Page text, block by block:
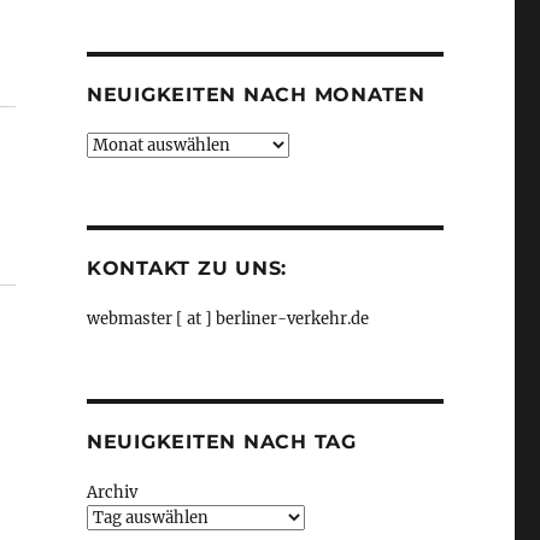
aus Der Tagesspiegel“
NEUIGKEITEN NACH MONATEN
Neuigkeiten
KONTAKT ZU UNS:
webmaster [ at ] berliner-verkehr.de
NEUIGKEITEN NACH TAG
Archiv